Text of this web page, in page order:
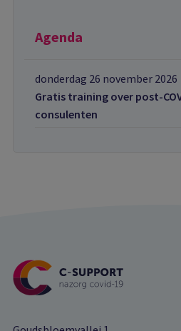
Agenda
donderdag 26 november 2026
Gratis training over post-
consulenten